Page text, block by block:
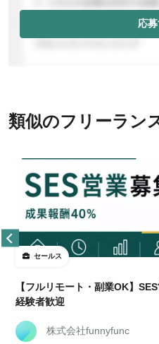
応
類似のフリーラン
セールス
【フルリモート・副業OK】
経験者歓迎
株式会社funnyfunc